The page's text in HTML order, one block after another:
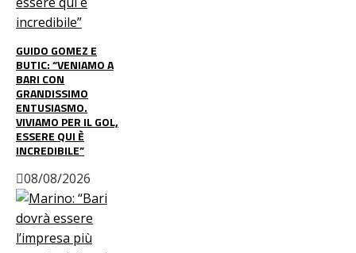
GUIDO GOMEZ E
BUTIC: “VENIAMO A
BARI CON
GRANDISSIMO
ENTUSIASMO.
VIVIAMO PER IL GOL,
ESSERE QUI È
INCREDIBILE”
08/08/2026